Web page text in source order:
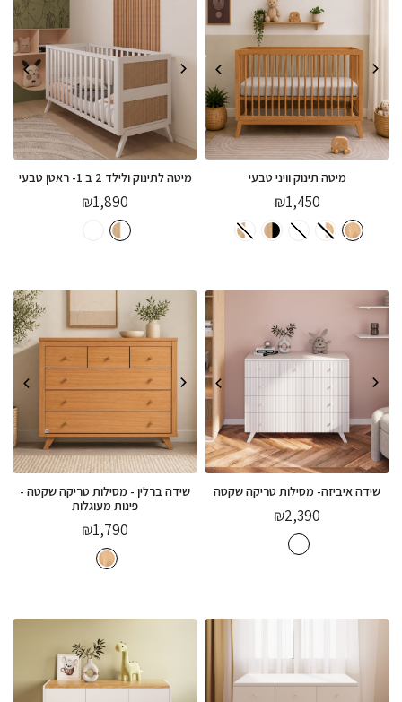
מיטה תינוק וויני טבעי
₪1,450
מיטה לתינוק ולילד 2 ב 1- ראטן טבעי
₪1,890
שידה איביזה- מסילות טריקה שקטה
₪2,390
שידה ברלין - מסילות טריקה שקטה -
פינות מעוגלות
₪1,790